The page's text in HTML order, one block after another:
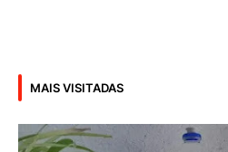
MAIS VISITADAS